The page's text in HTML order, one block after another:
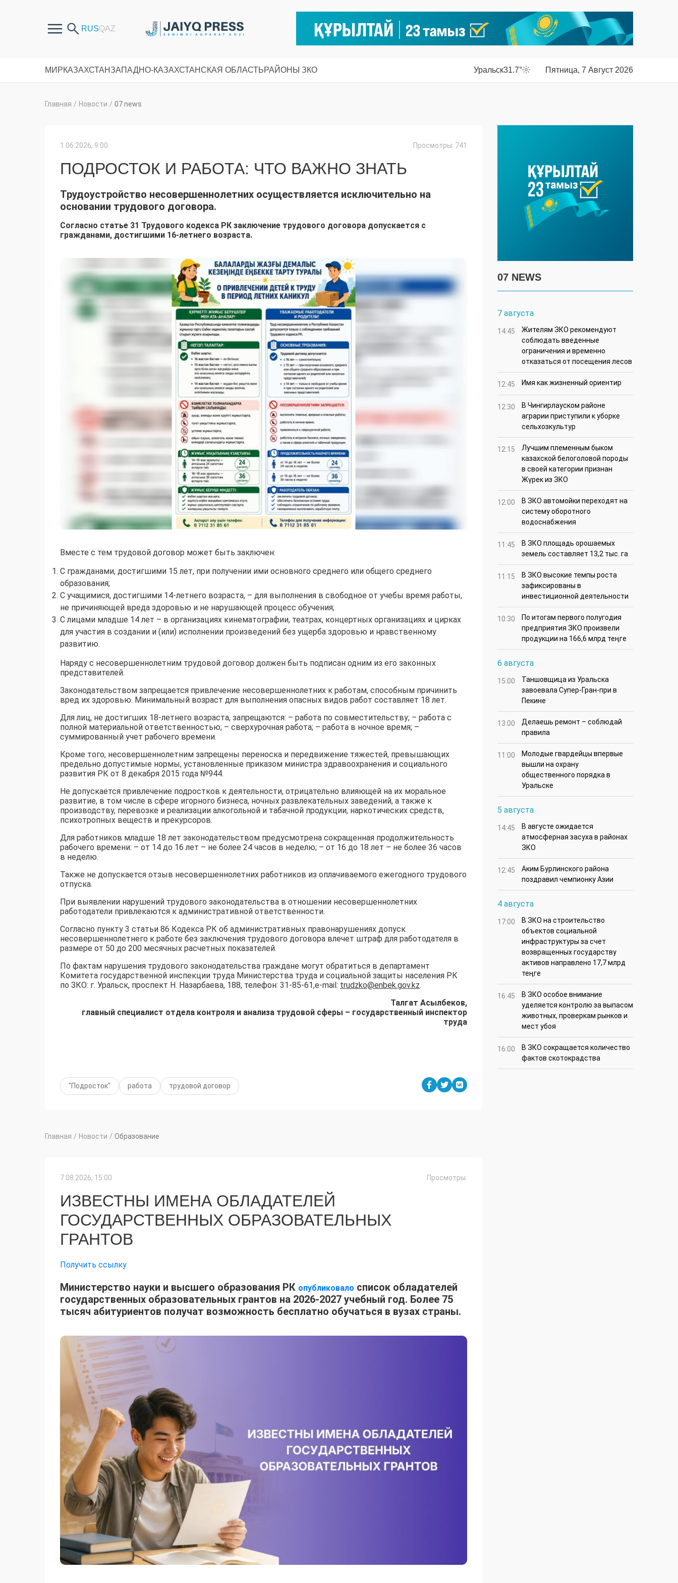
МИРКАЗАХСТАНЗАПАДНО-КАЗАХСТАНСКАЯ ОБЛАСТЬРАЙОНЫ ЗКО Уральск31.7° Пятница, 7 Август 2026
Главная / Новости / 07 news
1.06.2026, 9:00 Просмотры: 741
ПОДРОСТОК И РАБОТА: ЧТО ВАЖНО ЗНАТЬ
Трудоустройство несовершеннолетних осуществляется исключительно на
основании трудового договора.
Согласно статье 31 Трудового кодекса РК заключение трудового договора допускается с
гражданами, достигшими 16-летнего возраста.
Вместе с тем трудовой договор может быть заключен:
С гражданами, достигшими 15 лет, при получении ими основного среднего или общего среднего
образования;
С учащимися, достигшими 14-летнего возраста, – для выполнения в свободное от учебы время работы,
не причиняющей вреда здоровью и не нарушающей процесс обучения;
С лицами младше 14 лет – в организациях кинематографии, театрах, концертных организациях и цирках
для участия в создании и (или) исполнении произведений без ущерба здоровью и нравственному
развитию.
Наряду с несовершеннолетним трудовой договор должен быть подписан одним из его законных
представителей.
Законодательством запрещается привлечение несовершеннолетних к работам, способным причинить
вред их здоровью. Минимальный возраст для выполнения опасных видов работ составляет 18 лет.
Для лиц, не достигших 18-летнего возраста, запрещаются: – работа по совместительству; – работа с
полной материальной ответственностью; – сверхурочная работа; – работа в ночное время; –
суммированный учет рабочего времени.
Кроме того, несовершеннолетним запрещены переноска и передвижение тяжестей, превышающих
предельно допустимые нормы, установленные приказом министра здравоохранения и социального
развития РК от 8 декабря 2015 года №944.
Не допускается привлечение подростков к деятельности, отрицательно влияющей на их моральное
развитие, в том числе в сфере игорного бизнеса, ночных развлекательных заведений, а также к
производству, перевозке и реализации алкогольной и табачной продукции, наркотических средств,
психотропных веществ и прекурсоров.
Для работников младше 18 лет законодательством предусмотрена сокращенная продолжительность
рабочего времени: – от 14 до 16 лет – не более 24 часов в неделю; – от 16 до 18 лет – не более 36 часов
в неделю.
Также не допускается отзыв несовершеннолетних работников из оплачиваемого ежегодного трудового
отпуска.
При выявлении нарушений трудового законодательства в отношении несовершеннолетних
работодатели привлекаются к административной ответственности.
Согласно пункту 3 статьи 86 Кодекса РК об административных правонарушениях допуск
несовершеннолетнего к работе без заключения трудового договора влечет штраф для работодателя в
размере от 50 до 200 месячных расчетных показателей.
По фактам нарушения трудового законодательства граждане могут обратиться в департамент
Комитета государственной инспекции труда Министерства труда и социальной защиты населения РК
по ЗКО: г. Уральск, проспект Н. Назарбаева, 188, телефон: 31-85-61,e-mail: trudzko@enbek.gov.kz.
Талгат Асылбеков,
главный специалист отдела контроля и анализа трудовой сферы – государственный инспектор
труда
"Подросток" работа трудовой договор
Главная / Новости / Образование
7.08.2026, 15:00 Просмотры:
ИЗВЕСТНЫ ИМЕНА ОБЛАДАТЕЛЕЙ
ГОСУДАРСТВЕННЫХ ОБРАЗОВАТЕЛЬНЫХ
ГРАНТОВ
Получить ссылку
Министерство науки и высшего образования РК опубликовало список обладателей
государственных образовательных грантов на 2026-2027 учебный год. Более 75
тысяч абитуриентов получат возможность бесплатно обучаться в вузах страны.
07 NEWS
7 августа
14:45
Жителям ЗКО рекомендуют
соблюдать введенные
ограничения и временно
отказаться от посещения лесов
12:45 Имя как жизненный ориентир
12:30
В Чингирлауском районе
аграрии приступили к уборке
сельхозкультур
12:15
Лучшим племенным быком
казахской белоголовой породы
в своей категории признан
Жүрек из ЗКО
12:00
В ЗКО автомойки переходят на
систему оборотного
водоснабжения
11:45
В ЗКО площадь орошаемых
земель составляет 13,2 тыс. га
11:15
В ЗКО высокие темпы роста
зафиксированы в
инвестиционной деятельности
10:30
По итогам первого полугодия
предприятия ЗКО произвели
продукции на 166,6 млрд теңге
6 августа
15:00
Таншовщица из Уральска
завоевала Супер-Гран-при в
Пекине
13:00
Делаешь ремонт – соблюдай
правила
11:00
Молодые гвардейцы впервые
вышли на охрану
общественного порядка в
Уральске
5 августа
14:45
В августе ожидается
атмосферная засуха в районах
ЗКО
12:45
Аким Бурлинского района
поздравил чемпионку Азии
4 августа
17:00
В ЗКО на строительство
объектов социальной
инфраструктуры за счет
возвращенных государству
активов направлено 17,7 млрд
теңге
16:45
В ЗКО особое внимание
уделяется контролю за выпасом
животных, проверкам рынков и
мест убоя
16:00
В ЗКО сокращается количество
фактов скотокрадства